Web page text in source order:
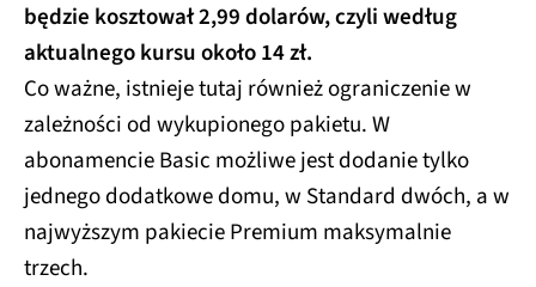
będzie kosztował 2,99 dolarów, czyli według
aktualnego kursu około 14 zł.
Co ważne, istnieje tutaj również ograniczenie w
zależności od wykupionego pakietu. W
abonamencie Basic możliwe jest dodanie tylko
jednego dodatkowe domu, w Standard dwóch, a w
najwyższym pakiecie Premium maksymalnie
trzech.